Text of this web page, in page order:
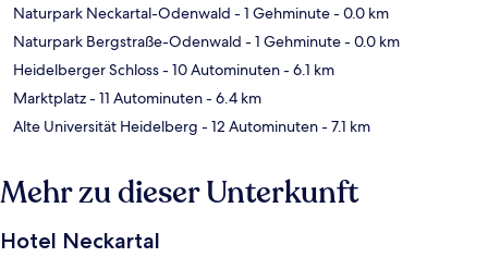
Naturpark Neckartal-Odenwald - 1 Gehminute- 0.0 km
Naturpark Bergstraße-Odenwald - 1 Gehminute- 0.0 km
Heidelberger Schloss- 10 Autominuten- 6.1 km
Marktplatz- 11 Autominuten- 6.4 km
Alte Universität Heidelberg - 12 Autominuten- 7.1 km
Mehr zu dieser Unterkunft
Hotel Neckartal